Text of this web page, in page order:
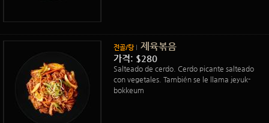
전골/탕 제육볶음
가격: $280
Salteado de cerdo. Cerdo picante salteado
con vegetales. También se le llama jeyuk-
bokkeum